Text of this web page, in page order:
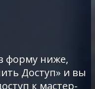
форму ниже,
Доступ» и вы
к мастер-